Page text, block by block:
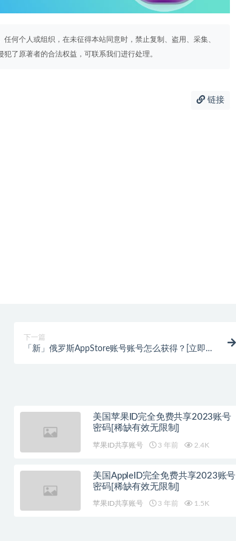
何个人或组织，在未征得本站同意时，禁止复制、盗用、采集、
了原著者的合法权益，可联系我们进行处理。
链接
下一篇
「新」俄罗斯AppStore账号账号怎么获得？[立即获
美国苹果ID完全免费共享2023账号
密码[稀缺有效无限制]
苹果ID共享账号 3 年前 2.4K
美国AppleID完全免费共享2023账号
密码[稀缺有效无限制]
苹果ID共享账号 3 年前 1.5K